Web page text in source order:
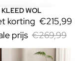
KLEED WOL
korting €215,99
prijs €269,99